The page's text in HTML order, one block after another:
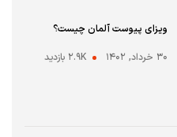
ویزای پیوست آلمان چیست؟
۳۰ خرداد, ۱۴۰۲
2.9K بازدید